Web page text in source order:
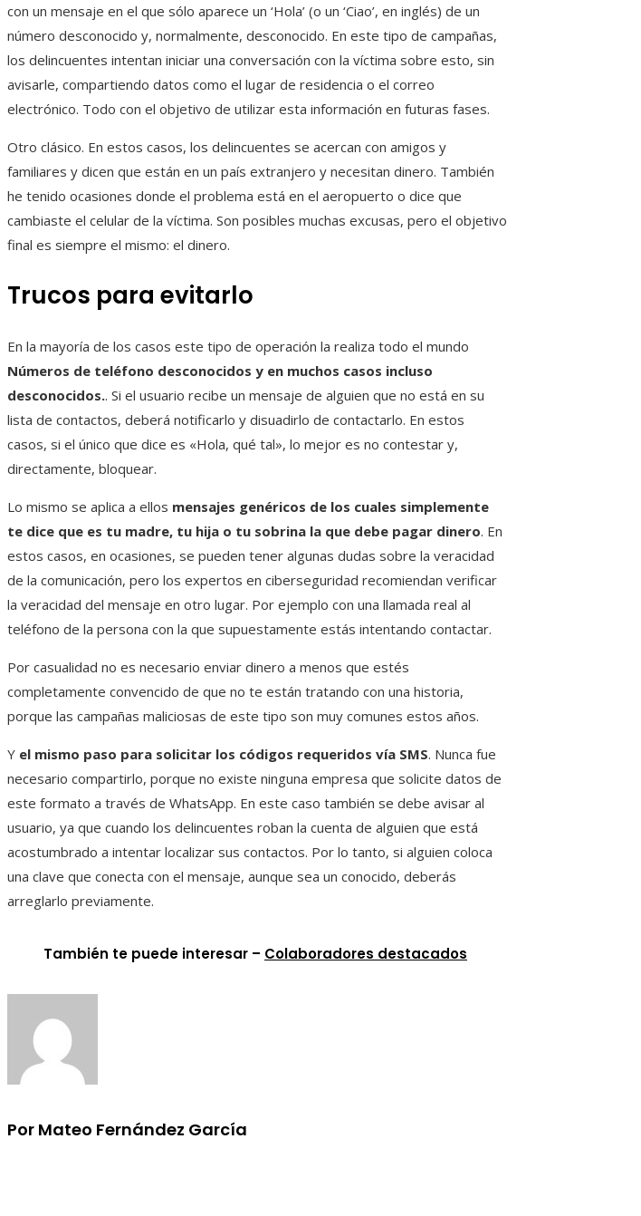
con un mensaje en el que sólo aparece un ‘Hola’ (o un ‘Ciao’, en inglés) de un
número desconocido y, normalmente, desconocido. En este tipo de campañas,
los delincuentes intentan iniciar una conversación con la víctima sobre esto, sin
avisarle, compartiendo datos como el lugar de residencia o el correo
electrónico. Todo con el objetivo de utilizar esta información en futuras fases.
Otro clásico. En estos casos, los delincuentes se acercan con amigos y
familiares y dicen que están en un país extranjero y necesitan dinero. También
he tenido ocasiones donde el problema está en el aeropuerto o dice que
cambiaste el celular de la víctima. Son posibles muchas excusas, pero el objetivo
final es siempre el mismo: el dinero.
Trucos para evitarlo
En la mayoría de los casos este tipo de operación la realiza todo el mundo
Números de teléfono desconocidos y en muchos casos incluso
desconocidos.. Si el usuario recibe un mensaje de alguien que no está en su
lista de contactos, deberá notificarlo y disuadirlo de contactarlo. En estos
casos, si el único que dice es «Hola, qué tal», lo mejor es no contestar y,
directamente, bloquear.
Lo mismo se aplica a ellos mensajes genéricos de los cuales simplemente
te dice que es tu madre, tu hija o tu sobrina la que debe pagar dinero. En
estos casos, en ocasiones, se pueden tener algunas dudas sobre la veracidad
de la comunicación, pero los expertos en ciberseguridad recomiendan verificar
la veracidad del mensaje en otro lugar. Por ejemplo con una llamada real al
teléfono de la persona con la que supuestamente estás intentando contactar.
Por casualidad no es necesario enviar dinero a menos que estés
completamente convencido de que no te están tratando con una historia,
porque las campañas maliciosas de este tipo son muy comunes estos años.
Y el mismo paso para solicitar los códigos requeridos vía SMS. Nunca fue
necesario compartirlo, porque no existe ninguna empresa que solicite datos de
este formato a través de WhatsApp. En este caso también se debe avisar al
usuario, ya que cuando los delincuentes roban la cuenta de alguien que está
acostumbrado a intentar localizar sus contactos. Por lo tanto, si alguien coloca
una clave que conecta con el mensaje, aunque sea un conocido, deberás
arreglarlo previamente.
También te puede interesar – Colaboradores destacados
Por Mateo Fernández García